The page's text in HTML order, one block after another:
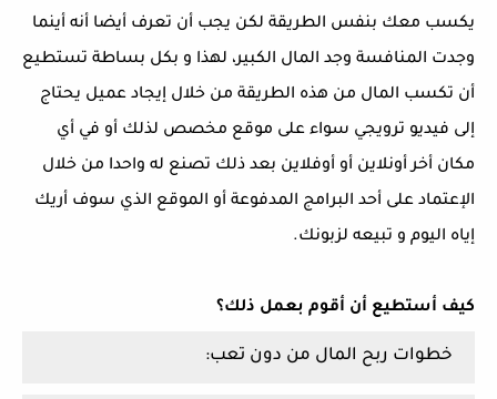
يكسب معك بنفس الطريقة لكن يجب أن تعرف أيضا أنه أينما
وجدت المنافسة وجد المال الكبير، لهذا و بكل بساطة تستطيع
أن تكسب المال من هذه الطريقة من خلال إيجاد عميل يحتاج
إلى فيديو ترويجي سواء على موقع مخصص لذلك أو في أي
مكان أخر أونلاين أو أوفلاين بعد ذلك تصنع له واحدا من خلال
الإعتماد على أحد البرامج المدفوعة أو الموقع الذي سوف أريك
إياه اليوم و تبيعه لزبونك.
كيف أستطيع أن أقوم بعمل ذلك؟
خطوات ربح المال من دون تعب: